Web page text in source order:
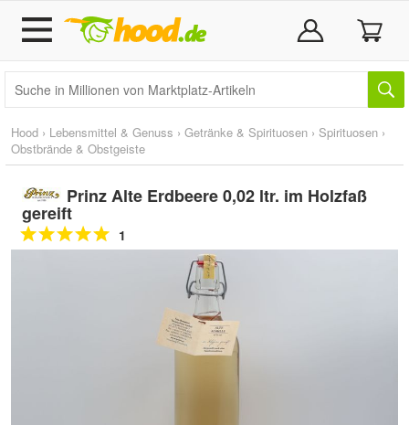
Hood › Lebensmittel & Genuss › Getränke & Spirituosen › Spirituosen ›
Obstbrände & Obstgeiste
Prinz Alte Erdbeere 0,02 ltr. im Holzfaß
gereift
1